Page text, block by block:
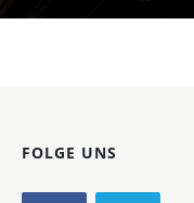
FOLGE UNS